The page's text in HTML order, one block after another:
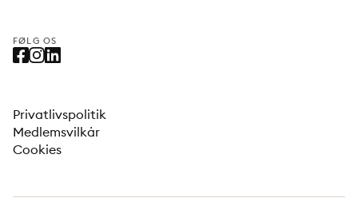
FØLG OS
Privatlivspolitik
Medlemsvilkår
Cookies